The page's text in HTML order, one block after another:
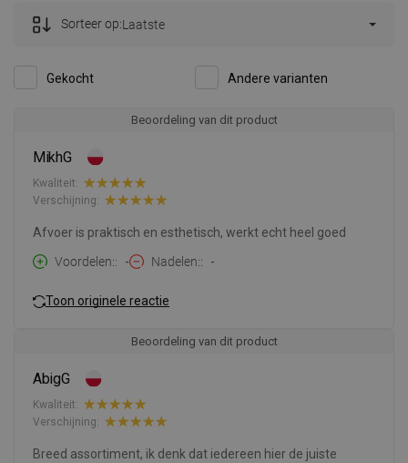
Gekocht Andere varianten
Sorteer op:Laatste
Beoordeling van dit product
MikhG
Kwaliteit:
Verschijning:
Afvoer is praktisch en esthetisch, werkt echt heel goed
Voordelen:
- Nadelen: -
Toon originele reactie
Beoordeling van dit product
AbigG
Kwaliteit:
Verschijning:
Breed assortiment, ik denk dat iedereen hier de juiste